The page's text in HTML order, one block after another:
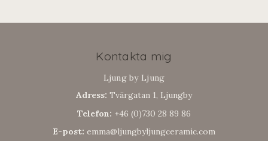
Kontakta mig
Ljung by Ljung
Adress: Tvärgatan 1, Ljungby
Telefon: +46 (0)730 28 89 86
E-post: emma@ljungbyljungceramic.com